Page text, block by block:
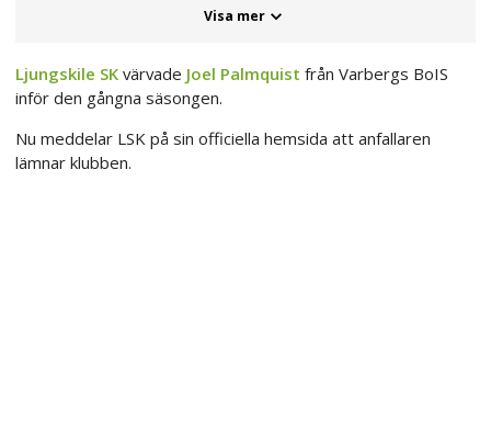
Visa mer
Ljungskile SK värvade Joel Palmquist från Varbergs BoIS
inför den gångna säsongen.
Nu meddelar LSK på sin officiella hemsida att anfallaren
lämnar klubben.